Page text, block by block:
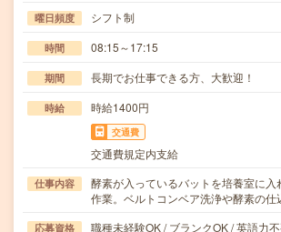
曜日頻度 シフト制
時間 08:15～17:15
期間 長期でお仕事できる方、大歓迎！
時給 時給1400円
交通費
交通費規定内支給
仕事内容
酵素が入っているバットを培養室に入
作業。ベルトコンベア洗浄や酵素の
応募資格
職種未経験OK / ブランクOK / 英語力